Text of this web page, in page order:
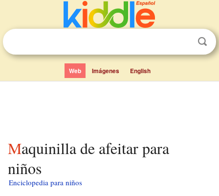
Web Imágenes English
Maquinilla de afeitar para
niños
Enciclopedia para niños